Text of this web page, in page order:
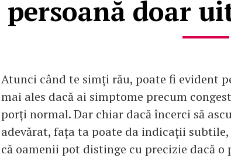
persoană doar
Atunci când te simți rău, poate fi evident
mai ales dacă ai simptome precum
porți normal. Dar chiar dacă încerci să
adevărat, fața ta poate da indicații
că oamenii pot distinge cu precizie dacă o